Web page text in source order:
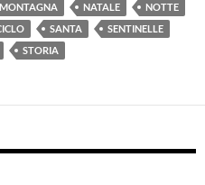
MONTAGNA NATALE
NOTTE
SANTA
SENTINELLE
STORIA